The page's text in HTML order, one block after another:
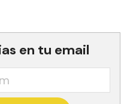
en tu email